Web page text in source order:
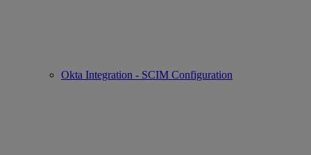
Okta Integration - SCIM Configuration